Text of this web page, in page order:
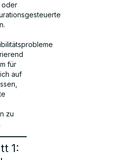
oder
für
auf
zu
1: